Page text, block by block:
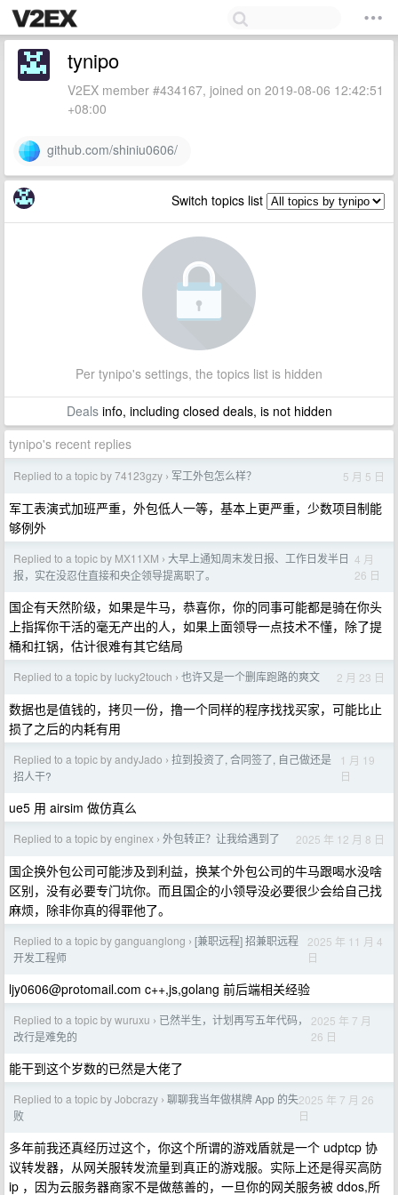
tynipo
V2EX member #434167, joined on 2019-08-06 12:42:51
+08:00
github.com/shiniu0606/
Switch topics list
Per tynipo's settings, the topics list is hidden
Dealsinfo, including closed deals, is not hidden
tynipo's recent replies
Replied to a topic by 74123gzy › 军工外包怎么样？ 5 月 5 日
军工表演式加班严重，外包低人一等，基本上更严重，少数项目制能
够例外
Replied to a topic by MX11XM › 大早上通知周末发日报、工作日发半日
报，实在没忍住直接和央企领导提离职了。
4 月
26 日
国企有天然阶级，如果是牛马，恭喜你，你的同事可能都是骑在你头
上指挥你干活的毫无产出的人，如果上面领导一点技术不懂，除了提
桶和扛锅，估计很难有其它结局
Replied to a topic by lucky2touch › 也许又是一个删库跑路的爽文 2 月 23 日
数据也是值钱的，拷贝一份，撸一个同样的程序找找买家，可能比止
损了之后的内耗有用
Replied to a topic by andyJado › 拉到投资了, 合同签了, 自己做还是
招人干?
1 月 19
日
ue5 用 airsim 做仿真么
Replied to a topic by enginex › 外包转正？让我给遇到了 2025 年 12 月 8 日
国企换外包公司可能涉及到利益，换某个外包公司的牛马跟喝水没啥
区别，没有必要专门坑你。而且国企的小领导没必要很少会给自己找
麻烦，除非你真的得罪他了。
Replied to a topic by ganguanglong › [兼职远程] 招兼职远程
开发工程师
2025 年 11 月 4
日
ljy0606@protomail.com c++,js,golang 前后端相关经验
Replied to a topic by wuruxu › 已然半生，计划再写五年代码，
改行是难免的
2025 年 7 月
26 日
能干到这个岁数的已然是大佬了
Replied to a topic by Jobcrazy › 聊聊我当年做棋牌 App 的失
败
2025 年 7 月 26
日
多年前我还真经历过这个，你这个所谓的游戏盾就是一个 udptcp 协
议转发器，从网关服转发流量到真正的游戏服。实际上还是得买高防
ip ，因为云服务器商家不是做慈善的，一旦你的网关服务被 ddos,所